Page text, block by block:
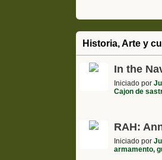
Historia, Arte y
In the
Iniciado por
Cajon de
RAH:
Iniciado por
armamento,